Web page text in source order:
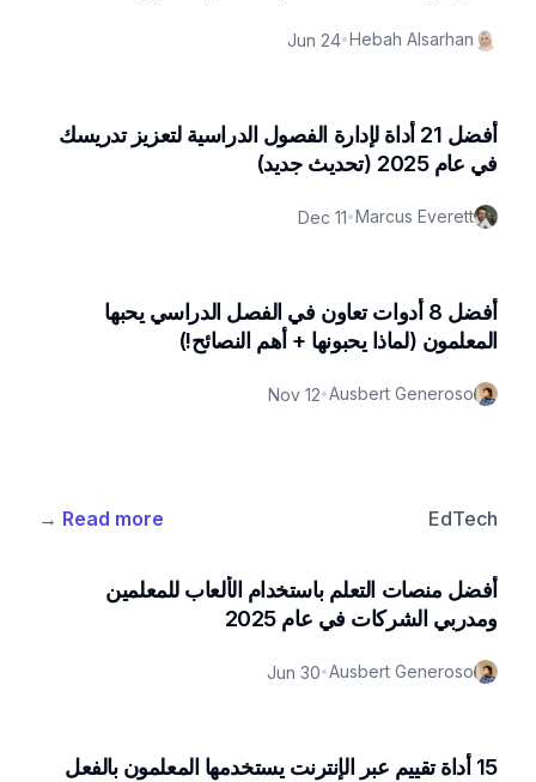
Hebah Alsarhan
•
Jun 24
أفضل 21 أداة لإدارة الفصول الدراسية لتعزيز تدريسك
في عام 2025 (تحديث جديد)
Marcus Everett
•
Dec 11
أفضل 8 أدوات تعاون في الفصل الدراسي يحبها
المعلمون (لماذا يحبونها + أهم النصائح!)
Ausbert Generoso
•
Nov 12
EdTech
Read more
→
أفضل منصات التعلم باستخدام الألعاب للمعلمين
ومدربي الشركات في عام 2025
Ausbert Generoso
•
Jun 30
15 أداة تقييم عبر الإنترنت يستخدمها المعلمون بالفعل